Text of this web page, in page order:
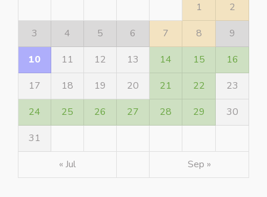
1
2
3
4 5 6 7 8
9
10
11 12 13 14 15
16
17
18 19 20 21 22
23
24
25 26 27 28 29
30
31
« Jul
Sep »